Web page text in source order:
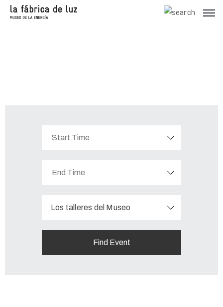
Los talleres del Museo